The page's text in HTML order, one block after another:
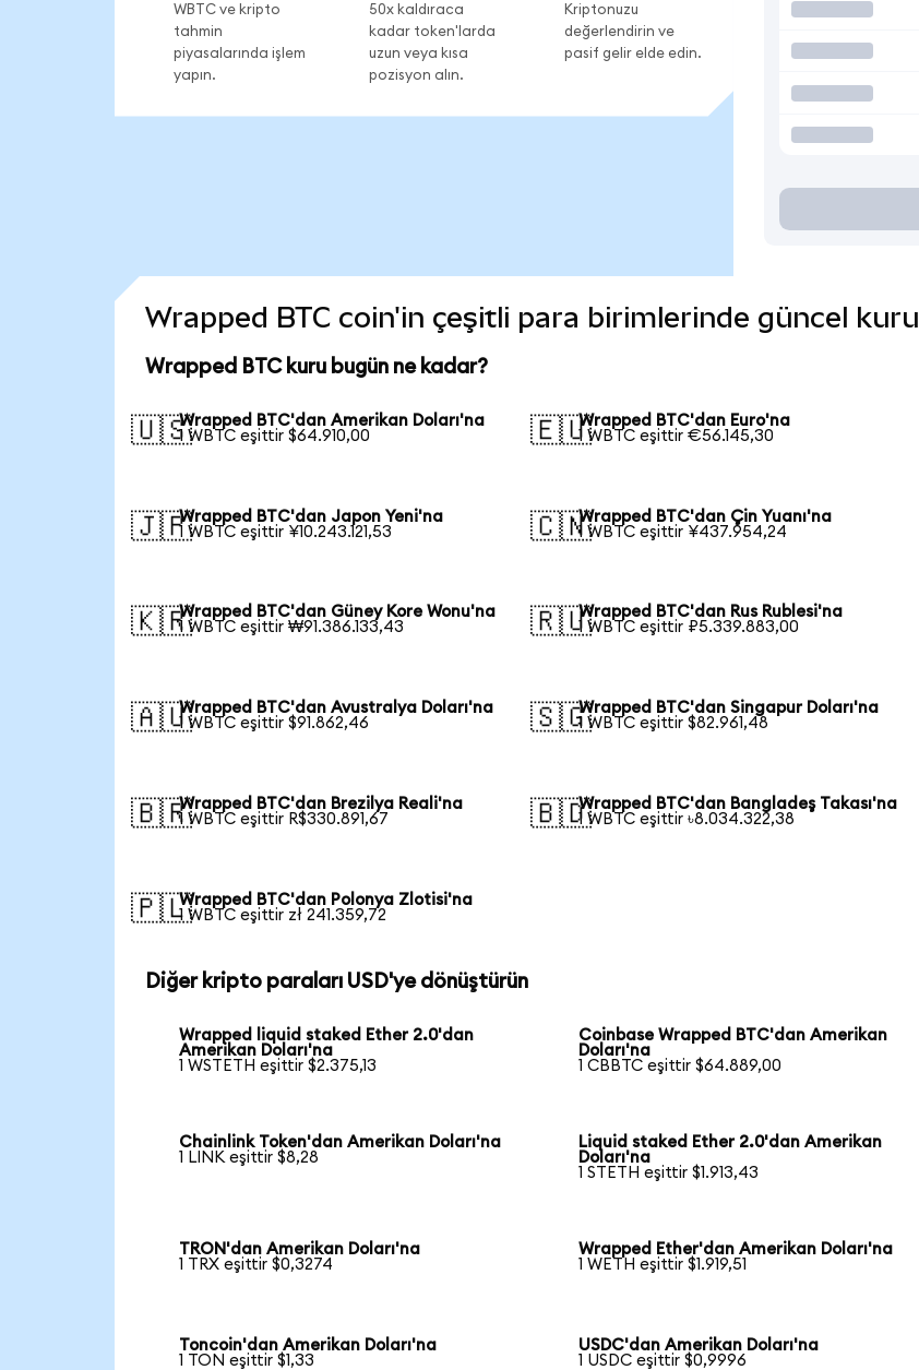
WBTC ve kripto
tahmin
piyasalarında işlem
yapın.
50x kaldıraca
kadar token'larda
uzun veya kısa
pozisyon alın.
Kriptonuzu
değerlendirin ve
pasif gelir elde edin.
Wrapped BTC coin'in çeşitli para birimlerinde güncel kuru
Wrapped BTC kuru bugün ne kadar?
🇺🇸Wrapped BTC'dan Amerikan Doları'na
1 WBTC eşittir $64.910,00
🇪🇺Wrapped BTC'dan Euro'na
1 WBTC eşittir €56.145,30
🇯🇵Wrapped BTC'dan Japon Yeni'na
1 WBTC eşittir ¥10.243.121,53
🇨🇳Wrapped BTC'dan Çin Yuanı'na
1 WBTC eşittir ¥437.954,24
🇰🇷Wrapped BTC'dan Güney Kore Wonu'na
1 WBTC eşittir ₩91.386.133,43
🇷🇺Wrapped BTC'dan Rus Rublesi'na
1 WBTC eşittir ₽5.339.883,00
🇦🇺Wrapped BTC'dan Avustralya Doları'na
1 WBTC eşittir $91.862,46
🇸🇬Wrapped BTC'dan Singapur Doları'na
1 WBTC eşittir $82.961,48
🇧🇷Wrapped BTC'dan Brezilya Reali'na
1 WBTC eşittir R$330.891,67
🇧🇩Wrapped BTC'dan Bangladeş Takası'na
1 WBTC eşittir ৳8.034.322,38
🇵🇱Wrapped BTC'dan Polonya Zlotisi'na
1 WBTC eşittir zł 241.359,72
Diğer kripto paraları USD'ye dönüştürün
Wrapped liquid staked Ether 2.0'dan
Amerikan Doları'na
1 WSTETH eşittir $2.375,13
Coinbase Wrapped BTC'dan Amerikan
Doları'na
1 CBBTC eşittir $64.889,00
Chainlink Token'dan Amerikan Doları'na
1 LINK eşittir $8,28
Liquid staked Ether 2.0'dan Amerikan
Doları'na
1 STETH eşittir $1.913,43
TRON'dan Amerikan Doları'na
1 TRX eşittir $0,3274
Wrapped Ether'dan Amerikan Doları'na
1 WETH eşittir $1.919,51
Toncoin'dan Amerikan Doları'na
1 TON eşittir $1,33
USDC'dan Amerikan Doları'na
1 USDC eşittir $0,9996